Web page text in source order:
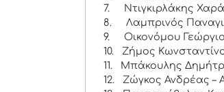
7.
Ντιγκιρλάκης
8.
Λαμπρινός
9.
Οικονόμου
10.
Ζήμος
11.
Μπάκουλης
12.
Ζώγκος Ανδρέας –